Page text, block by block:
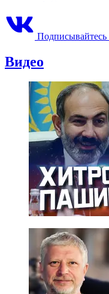
Видео